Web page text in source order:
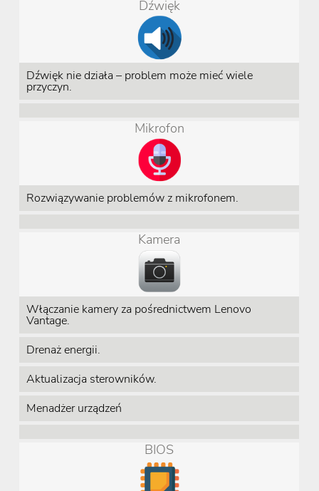
Dźwięk
Dźwięk nie działa – problem może mieć wiele
przyczyn.
Mikrofon
Rozwiązywanie problemów z mikrofonem.
Kamera
Włączanie kamery za pośrednictwem Lenovo
Vantage.
Drenaż energii.
Aktualizacja sterowników.
Menadżer urządzeń
BIOS